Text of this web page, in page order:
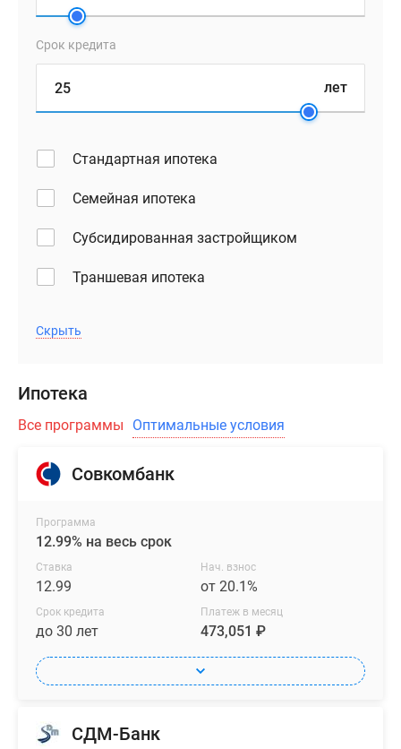
Срок кредита
лет
Стандартная ипотека
Семейная ипотека
Субсидированная застройщиком
Траншевая ипотека
Скрыть
Ипотека
Все программы Оптимальные условия
Совкомбанк
Программа
12.99% на весь срок
Ставка
12.99
Нач. взнос
от 20.1%
Срок кредита
до 30 лет
Платеж в месяц
473,051 ₽
СДМ-Банк